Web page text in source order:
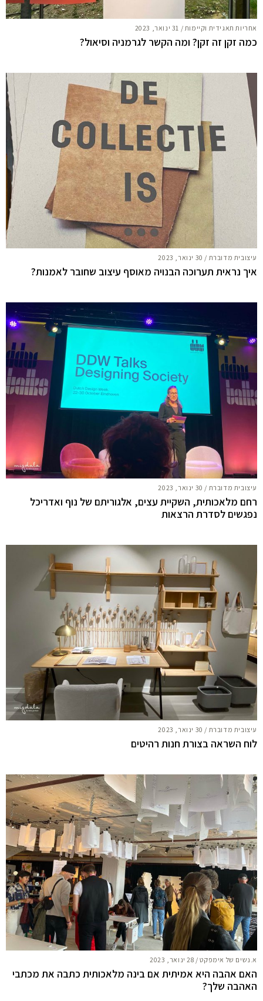
אחריות תאגידית וקיימות / 31 ינואר, 2023
כמה זקן זה זקן? ומה הקשר לגרמניה וסיאול?
עיצובית מדוברת / 30 ינואר, 2023
איך נראית תערוכה הבנויה מאוסף עיצוב שחובר לאמנות?
עיצובית מדוברת / 30 ינואר, 2023
רחם מלאכותית, השקיית עצים, אלגוריתם של נוף ואדריכל
נפגשים לסדרת הרצאות
עיצובית מדוברת / 30 ינואר, 2023
לוח השראה בצורת חנות רהיטים
א.נשים של אימפקט/ 28 ינואר, 2023
האם אהבה היא אמיתית אם בינה מלאכותית כתבה את מכתבי
האהבה שלך?